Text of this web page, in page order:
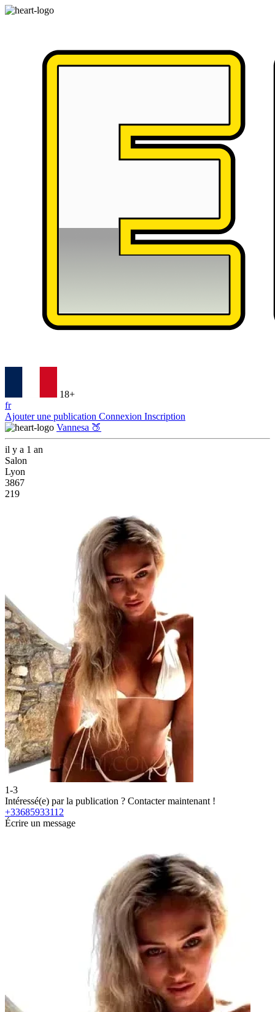
18+
fr
Ajouter une publication Connexion Inscription
Vannesa 🍑
il y a 1 an
Salon
Lyon
3867
219
1-3
Intéressé(e) par la publication ? Contacter maintenant !
+33685933112
Écrire un message